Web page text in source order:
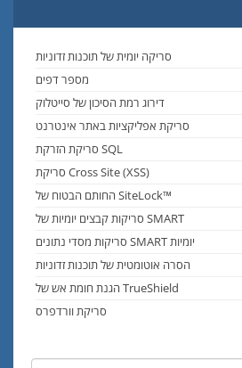
סריקה יומית של תוכנות זדוניות
מספר דפים
דירוג רמת הסיכון של סייטלוק
סריקת אפליקציות באתר אינטרנט
סריקת הזרקת SQL
סריקת Cross Site (XSS)
החותם הבטוח של SiteLock™
סריקות קבצים יומיות של SMART
סריקות מסדי נתונים SMART יומיות
הסרה אוטומטית של תוכנות זדוניות
הגנת חומת אש של TrueShield
סריקת וורדפרס